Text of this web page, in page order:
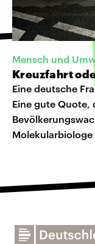
Mensch und
Kreuzfahrt
Eine deutsche
Eine gute Quote,
Molekularbiologe